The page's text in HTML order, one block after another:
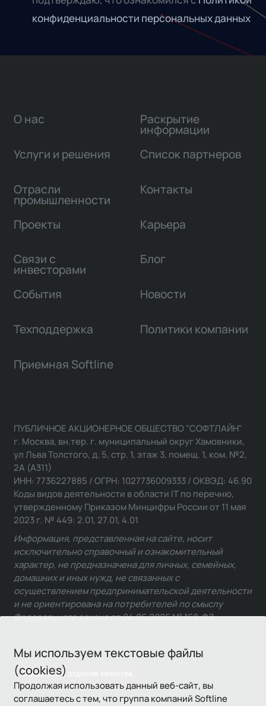
конфиденциальности персональных данных
Мы используем текстовые файлы
(cookies)
Продолжая использовать данный веб-сайт, вы
соглашаетесь с тем, что группа компаний Softline
О нас
Услуги и решения
Отрасли
промышленности
Проекты
Связи с
инвесторами
Раскрытие
информации
Список партнеров
Контакты
Карьера
Блог
События Новости
Техподдержка Политики компании
Приемная Softline
Связаться с отделом качества
ПУБЛИЧНОЕ АКЦИОНЕРНОЕ ОБЩЕСТВО "СОФТЛАЙН"
г. Москва, вн.тер. г. муниципальный округ Хамовники,
ул Льва Толстого, д. 5, стр. 1, этаж 3, помещ. 1, ком. №2,
2А (А311)
ИНН: 7736227885 / ОГРН: 1027736009333 / ОКВЭД: 46.90
Коды видов деятельности в области IT по перечню,
утвержденному Приказом Минцифры России от 11 мая
2023 г. № 449: 2.01, 27.01, 4.01
Информация, представленная на сайте, носит
исключительно справочный и ознакомительный
характер, не предназначена для личных, семейных,
домашних и иных нужд, не связанных с
осуществлением предпринимательской деятельности
и не ориентирована на потребителей по смыслу
Федерального закона от 24.06.2025 № 168-ФЗ.